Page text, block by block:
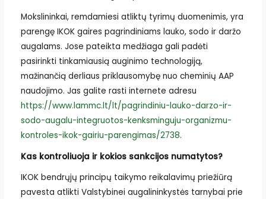
Mokslininkai, remdamiesi atliktų tyrimų duomenimis, yra
parengę IKOK gaires pagrindiniams lauko, sodo ir daržo
augalams. Jose pateikta medžiaga gali padėti
pasirinkti tinkamiausią auginimo technologiją,
mažinančią derliaus priklausomybę nuo cheminių AAP
naudojimo. Jas galite rasti internete adresu
https://www.lammc.lt/lt/pagrindiniu-lauko-darzo-ir-
sodo-augalu-integruotos-kenksminguju-organizmu-
kontroles-ikok-gairiu-parengimas/2738.
Kas kontroliuoja ir kokios sankcijos numatytos?
IKOK bendrųjų principų taikymo reikalavimų priežiūrą
pavesta atlikti Valstybinei augalininkystės tarnybai prie